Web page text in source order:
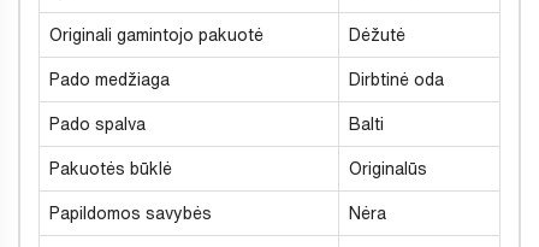
Originali gamintojo pakuotė Dėžutė
Pado medžiaga Dirbtinė oda
Pado spalva Balti
Pakuotės būklė Originalūs
Papildomos savybės Nėra